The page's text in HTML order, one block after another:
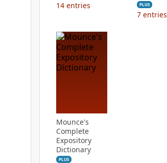
14 entries PLUS
7 entries
Mounce's
Complete
Expository
Dictionary
PLUS